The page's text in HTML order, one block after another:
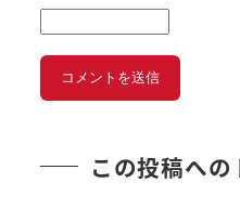
この投稿へ